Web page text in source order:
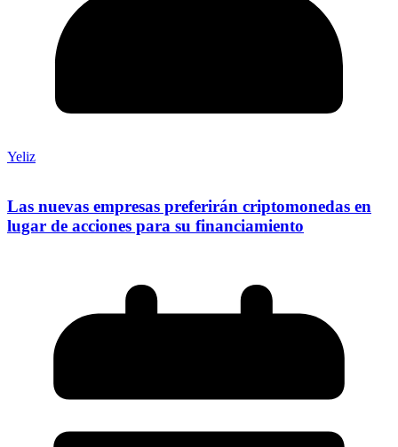
Yeliz
Las nuevas empresas preferirán criptomonedas en
lugar de acciones para su financiamiento